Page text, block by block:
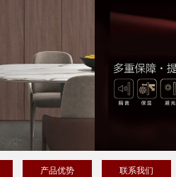
产品优势 联系我们